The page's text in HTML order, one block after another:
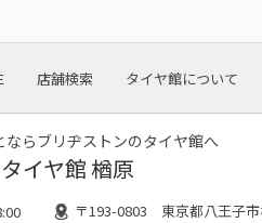
店舗検索 タイヤ館について
ならブリヂストンのタイヤ館へ
タイヤ館 楢原
〒193-0803 東京都八王子市